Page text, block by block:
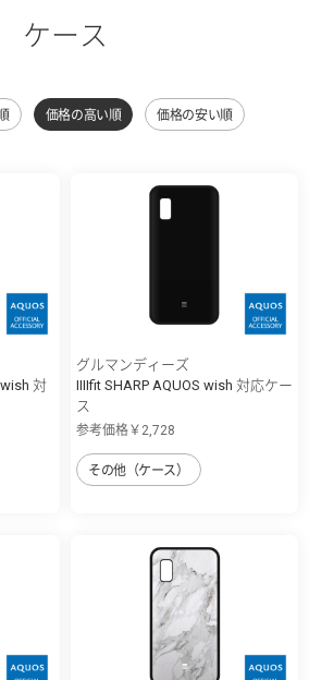
ケース
価格の高い順 価格の安い順
対
グルマンディーズ
IIIIfit SHARP AQUOS wish 対応ケー
ス
参考価格￥2,728
その他（ケース）